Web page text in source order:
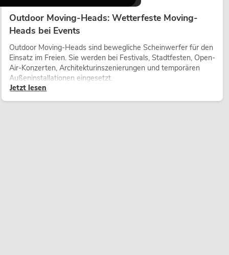
Outdoor Moving-Heads: Wetterfeste Moving-
Heads bei Events
Outdoor Moving-Heads sind bewegliche Scheinwerfer für den
Einsatz im Freien. Sie werden bei Festivals, Stadtfesten, Open-
Air-Konzerten, Architekturinszenierungen und temporären
Außeninstallationen eingesetzt.
Jetzt lesen